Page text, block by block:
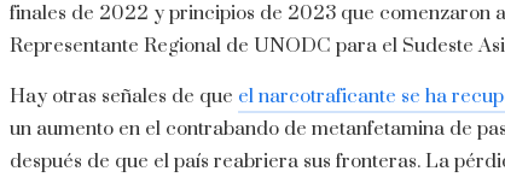
finales de 2022 y principios de 2023 que comenzaron
Representante Regional de UNODC para el Sudeste
Hay otras señales de que el narcotraficante se ha
un aumento en el contrabando de metanfetamina de
después de que el país reabriera sus fronteras. La